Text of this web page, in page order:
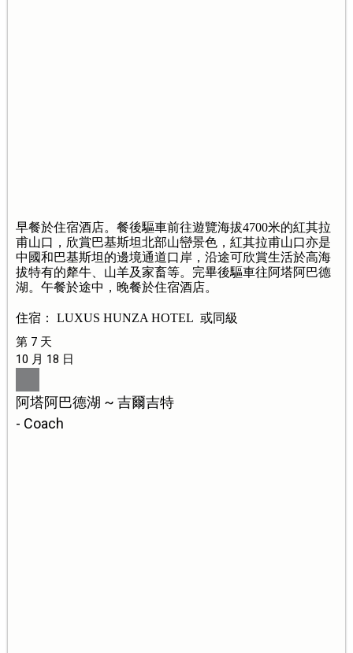
早餐於住宿酒店。餐後驅車前往遊覽海拔4700米的紅其拉
甫山口，欣賞巴基斯坦北部山巒景色，紅其拉甫山口亦是
中國和巴基斯坦的邊境通道口岸，沿途可欣賞生活於高海
拔特有的犛牛、山羊及家畜等。完畢後驅車往阿塔阿巴德
湖。午餐於途中，晚餐於住宿酒店。
住宿： LUXUS HUNZA HOTEL 或同級
第 7 天
10 月 18 日
阿塔阿巴德湖 ~ 吉爾吉特
- Coach